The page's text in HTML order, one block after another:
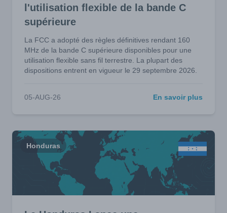
l'utilisation flexible de la bande C
supérieure
La FCC a adopté des règles définitives rendant 160
MHz de la bande C supérieure disponibles pour une
utilisation flexible sans fil terrestre. La plupart des
dispositions entrent en vigueur le 29 septembre 2026.
05-AUG-26 En savoir plus
Honduras